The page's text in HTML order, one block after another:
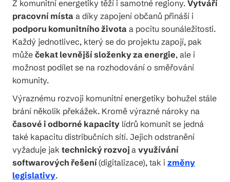
Z komunitní energetiky těží i samotné regiony. Vytváří
pracovní místa a díky zapojení občanů přináší i
podporu komunitního života a pocitu sounáležitosti.
Každý jednotlivec, který se do projektu zapojí, pak
může čekat levnější složenky za energie, ale i
možnost podílet se na rozhodování o směřování
komunity.
Výraznému rozvoji komunitní energetiky bohužel stále
brání několik překážek. Kromě výrazné nároky na
časové i odborné kapacity lídrů komunit se jedná
také kapacitu distribučních sítí. Jejich odstranění
vyžaduje jak technický rozvoj a využívání
softwarových řešení(digitalizace), tak i změny
legislativy.